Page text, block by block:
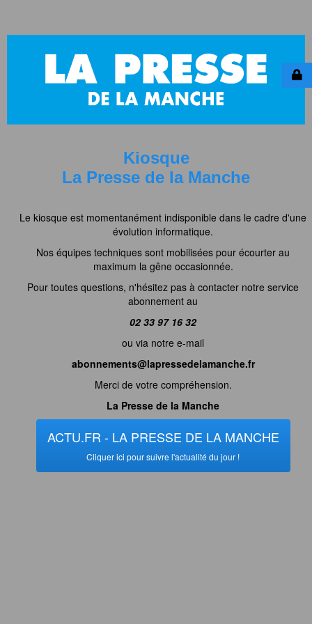
Kiosque
La Presse de la Manche
Le kiosque est momentanément indisponible dans le cadre d'une
évolution informatique.
Nos équipes techniques sont mobilisées pour écourter au
maximum la gêne occasionnée.
Pour toutes questions, n'hésitez pas à contacter notre service
abonnement au
02 33 97 16 32
ou via notre e-mail
abonnements@lapressedelamanche.fr
Merci de votre compréhension.
La Presse de la Manche
ACTU.FR - LA PRESSE DE LA MANCHE
Cliquer ici pour suivre l'actualité du jour !